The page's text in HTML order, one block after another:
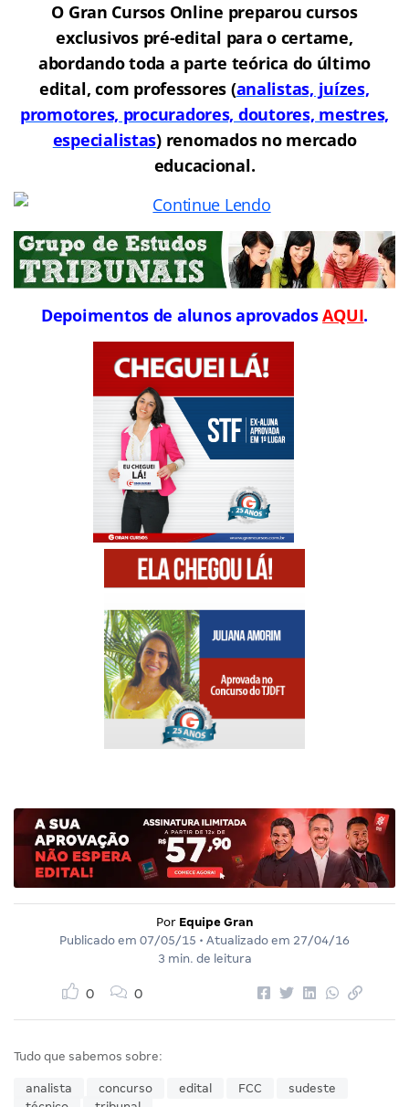
O Gran Cursos Online preparou cursos
exclusivos pré-edital para o certame,
abordando toda a parte teórica do último
edital, com professores (analistas, juízes,
promotores, procuradores, doutores, mestres,
especialistas) renomados no mercado
educacional.
Depoimentos de alunos aprovadosAQUI.
Por Equipe Gran
Publicado em 07/05/15 • Atualizado em 27/04/16
3 min. de leitura
0 0
Tudo que sabemos sobre:
analista concurso edital FCC
sudeste